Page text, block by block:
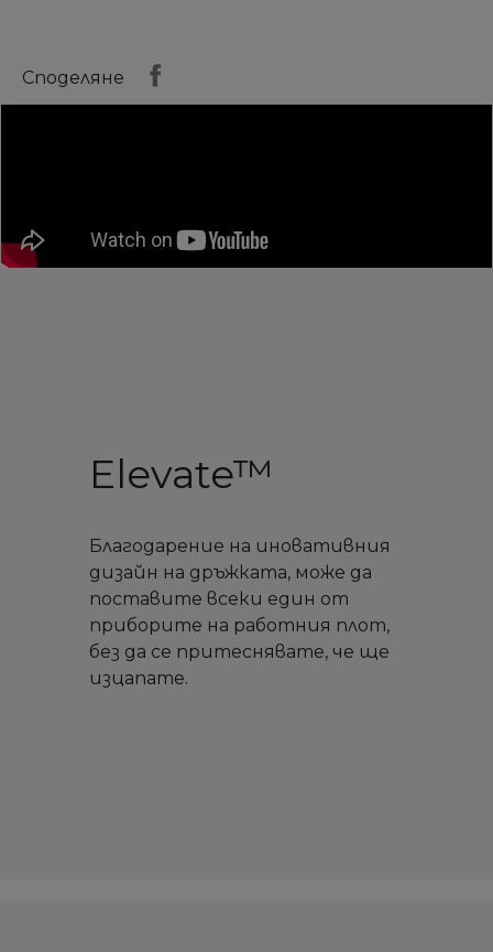
Споделяне
Elevate™
Благодарение на иновативния
дизайн на дръжката, може да
поставите всеки един от
приборите на работния плот,
без да се притеснявате, че ще
изцапате.